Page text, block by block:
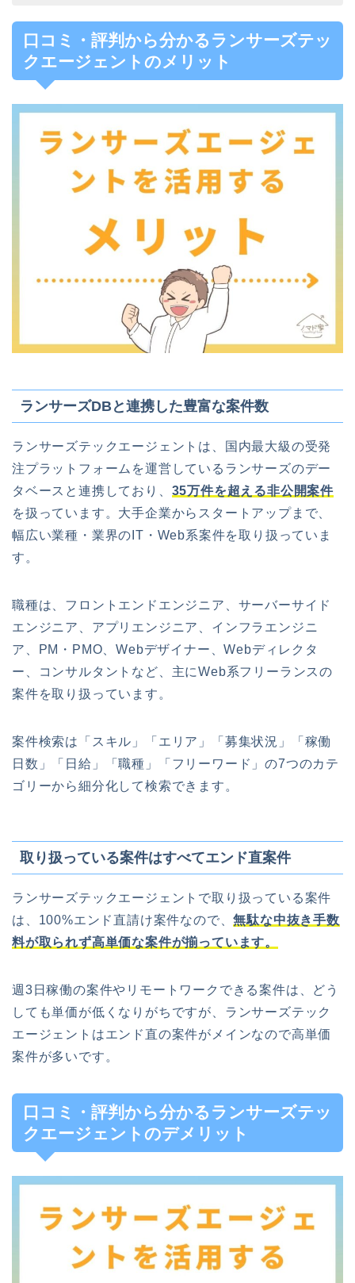
口コミ・評判から分かるランサーズテッ
クエージェントのメリット
ランサーズDBと連携した豊富な案件数
ランサーズテックエージェントは、国内最大級の受発
注プラットフォームを運営しているランサーズのデー
タベースと連携しており、 35万件を超える非公開案件
を扱っています。大手企業からスタートアップまで、
幅広い業種・業界のIT・Web系案件を取り扱っていま
す。
職種は、フロントエンドエンジニア、サーバーサイド
エンジニア、アプリエンジニア、インフラエンジニ
ア、PM・PMO、Webデザイナー、Webディレクタ
ー、コンサルタントなど、主にWeb系フリーランスの
案件を取り扱っています。
案件検索は「スキル」「エリア」「募集状況」「稼働
日数」「日給」「職種」「フリーワード」の7つのカテ
ゴリーから細分化して検索できます。
取り扱っている案件はすべてエンド直案件
ランサーズテックエージェントで取り扱っている案件
は、100%エンド直請け案件なので、無駄な中抜き手数
料が取られず高単価な案件が揃っています。
週3日稼働の案件やリモートワークできる案件は、どう
しても単価が低くなりがちですが、ランサーズテック
エージェントはエンド直の案件がメインなので高単価
案件が多いです。
口コミ・評判から分かるランサーズテッ
クエージェントのデメリット